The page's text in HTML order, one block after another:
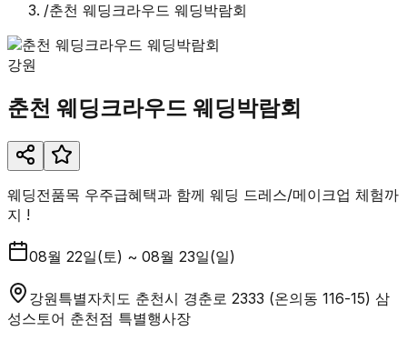
/춘천 웨딩크라우드 웨딩박람회
강원
춘천 웨딩크라우드 웨딩박람회
웨딩전품목 우주급혜택과 함께 웨딩 드레스/메이크업 체험까
지 !
08월 22일(토) ~ 08월 23일(일)
강원특별자치도 춘천시 경춘로 2333 (온의동 116-15) 삼
성스토어 춘천점 특별행사장